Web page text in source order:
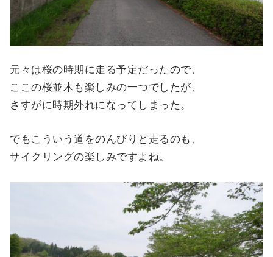
元々は桜の時期に走る予定だったので、
ここの桜並木も楽しみの一つでしたが、
さすがに時期外れになってしまった。
でもこういう道をのんびりと走るのも、
サイクリングの楽しみですよね。